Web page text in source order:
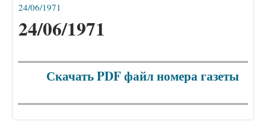
Вы здесь
24/06/1971
24/06/1971
Скачать PDF файл номера газеты